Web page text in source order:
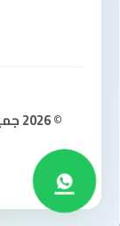
© 2026 جميع الحقوق محفوظة لـ